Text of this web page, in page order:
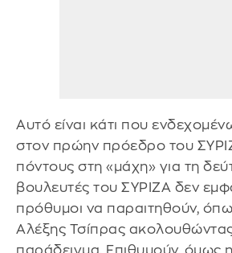
Αυτό είναι κάτι που
στον πρώην πρόεδρο του
πόντους στη «μάχη» για τη
βουλευτές του ΣΥΡΙΖΑ δεν
πρόθυμοι να παραιτηθούν,
Αλέξης Τσίπρας
παράδειγμα. Επιθυμούν, όμως η